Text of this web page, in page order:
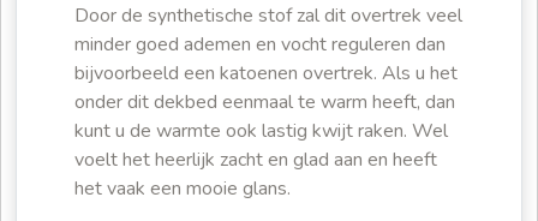
Door de synthetische stof zal dit overtrek veel
minder goed ademen en vocht reguleren dan
bijvoorbeeld een katoenen overtrek. Als u het
onder dit dekbed eenmaal te warm heeft, dan
kunt u de warmte ook lastig kwijt raken. Wel
voelt het heerlijk zacht en glad aan en heeft
het vaak een mooie glans.